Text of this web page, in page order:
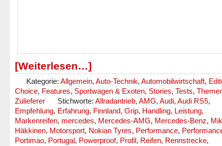
[Weiterlesen…]
Kategorie: Allgemein, Auto-Technik, Automobilwirtschaft,
Choice, Features, Sportwagen & Exoten, Stories, Tests,
Zulieferer
Stichworte: Allradantrieb, AMG, Audi, Audi RS5,
Empfehlung, Erfahrung, Finnland, Grip, Handling, Leistung,
Markenreifen, mercedes, Mercedes-AMG, Mercedes-Benz,
Häkkinen, Motorsport, Nokian Tyres, Performance,
Portimao, Portugal, Powerproof, Profil, Reifen, Rennstrecke,